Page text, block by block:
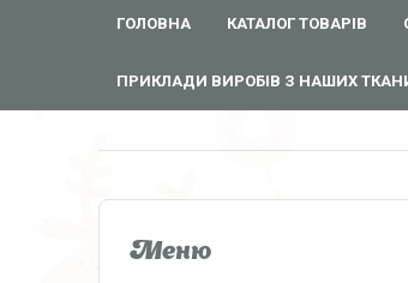
ГОЛОВНА КАТАЛОГ ТОВАРІВ
ПРИКЛАДИ ВИРОБІВ З НАШИХ